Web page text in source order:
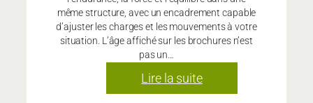
même structure, avec un encadrement capable
d’ajuster les charges et les mouvements à votre
situation. L’âge affiché sur les brochures n’est
pas un…
Lire la suite:
Quelle